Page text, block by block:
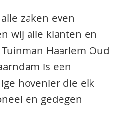
zaken even
wij alle klanten en
Haarlem Oud
is een
hovenier die elk
en gedegen